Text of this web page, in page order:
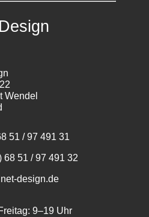
Wendel
51 / 97 491 31
68 51 / 97 491 32
design.de
9–19 Uhr